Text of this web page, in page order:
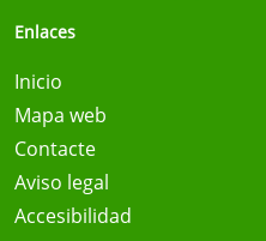
Enlaces
Inicio
Mapa web
Contacte
Aviso legal
Accesibilidad